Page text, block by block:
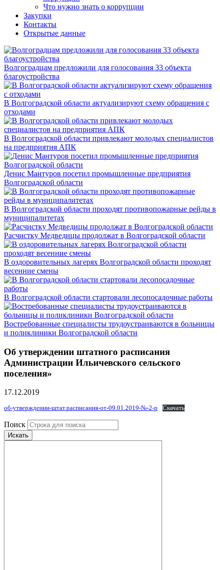
Что нужно знать о коррупции
Закупки
Контакты
Открытые данные
Волгоградцам предложили для голосования 33 объекта
благоустройства
В Волгоградской области актуализируют схему обращения с
отходами
В Волгоградской области привлекают молодых специалистов
на предприятия АПК
Денис Мантуров посетил промышленные предприятия
Волгоградской области
В Волгоградской области проходят противопожарные рейды в
муниципалитетах
Расчистку Медведицы продолжат в Волгоградской области
В оздоровительных лагерях Волгоградской области проходят
весенние смены
В Волгоградской области стартовали лесопосадочные работы
Востребованные специалисты трудоустраиваются в больницы
и поликлиники Волгоградской области
Об утверждении штатного расписания
Администрации Ильичевского сельского
поселения»
17.12.2019
об-утверждении-штат.расписания-от-09.01.2019-№-2-р Скачать
Поиск
Искать